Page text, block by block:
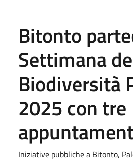
Bitonto
Settimana
Biodiversità
2025 con tre
Iniziative pubbliche a Bitonto,